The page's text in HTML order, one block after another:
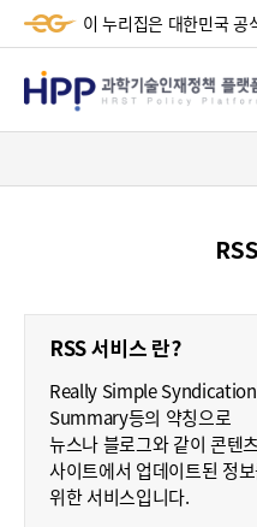
이 누리집은 대한민국 공
HPP
과
정
책
플
랫
RSS 서비스 란?
Really Simple
Summary등의 약칭으로
뉴스나 블로그와 같이 콘텐
사이트에서 업데이트된 정
위한 서비스입니다.